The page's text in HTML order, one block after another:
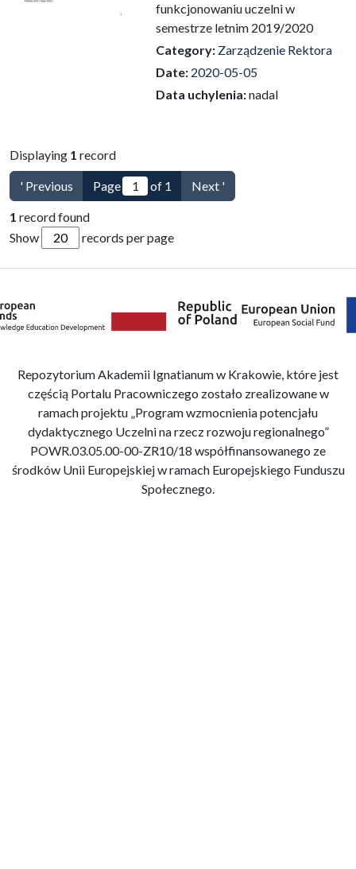
funkcjonowaniu uczelni w
semestrze letnim 2019/2020
Category: Zarządzenie Rektora
Date: 2020-05-05
Data uchylenia:nadal
Displaying 1 record
' Previous Page of 1 Next '
1 record found
Show
records per page
Repozytorium Akademii Ignatianum w Krakowie, które jest
częścią Portalu Pracowniczego zostało zrealizowane w
ramach projektu „Program wzmocnienia potencjału
dydaktycznego Uczelni na rzecz rozwoju regionalnego”
POWR.03.05.00-00-ZR10/18 współfinansowanego ze
środków Unii Europejskiej w ramach Europejskiego Funduszu
Społecznego.